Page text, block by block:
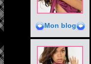
Mon blog